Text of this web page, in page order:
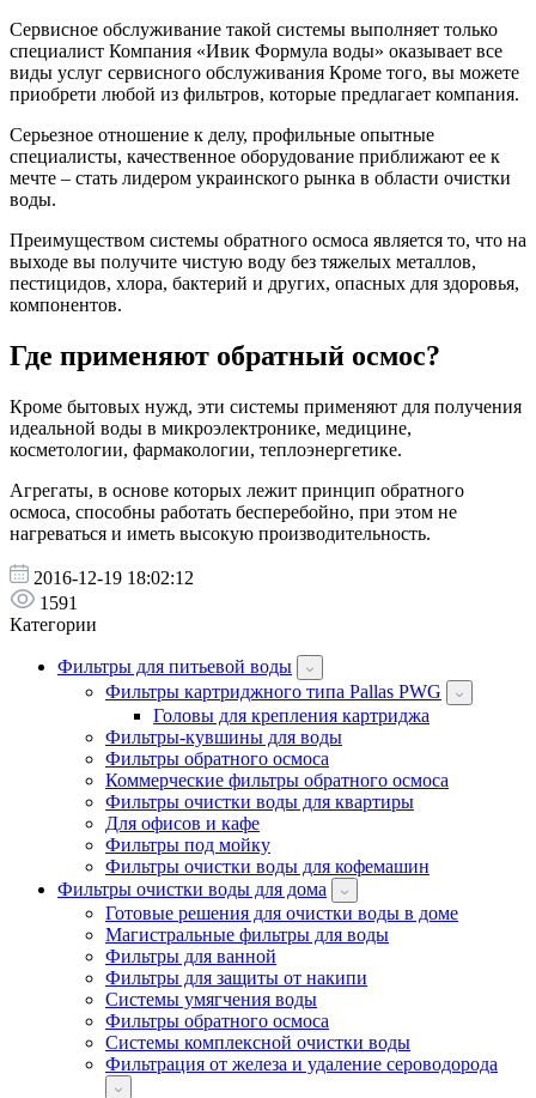
Сервисное обслуживание такой системы выполняет только
специалист Компания «Ивик Формула воды» оказывает все
виды услуг сервисного обслуживания Кроме того, вы можете
приобрети любой из фильтров, которые предлагает компания.
Серьезное отношение к делу, профильные опытные
специалисты, качественное оборудование приближают ее к
мечте – стать лидером украинского рынка в области очистки
воды.
Преимуществом системы обратного осмоса является то, что на
выходе вы получите чистую воду без тяжелых металлов,
пестицидов, хлора, бактерий и других, опасных для здоровья,
компонентов.
Где применяют обратный осмос?
Кроме бытовых нужд, эти системы применяют для получения
идеальной воды в микроэлектронике, медицине,
косметологии, фармакологии, теплоэнергетике.
Агрегаты, в основе которых лежит принцип обратного
осмоса, способны работать бесперебойно, при этом не
нагреваться и иметь высокую производительность.
2016-12-19 18:02:12
1591
Категории
Фильтры для питьевой воды
Фильтры картриджного типа Pallas PWG
Головы для крепления картриджа
Фильтры-кувшины для воды
Фильтры обратного осмоса
Коммерческие фильтры обратного осмоса
Фильтры очистки воды для квартиры
Для офисов и кафе
Фильтры под мойку
Фильтры очистки воды для кофемашин
Фильтры очистки воды для дома
Готовые решения для очистки воды в доме
Магистральные фильтры для воды
Фильтры для ванной
Фильтры для защиты от накипи
Системы умягчения воды
Фильтры обратного осмоса
Системы комплексной очистки воды
Фильтрация от железа и удаление сероводорода